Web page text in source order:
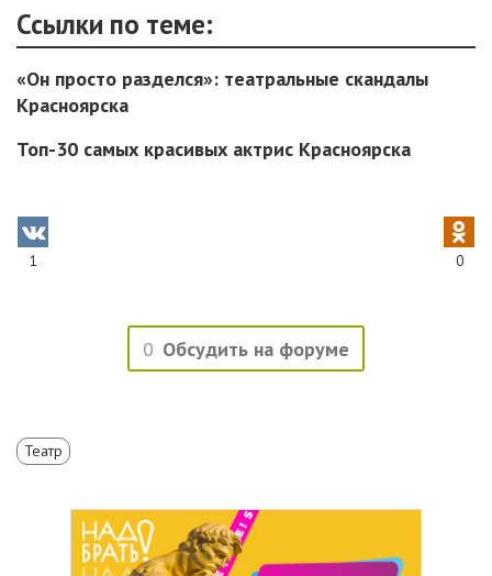
Ссылки по теме:
«Он просто разделся»: театральные скандалы
Красноярска
Топ-30 самых красивых актрис Красноярска
1 0
0 Обсудить на форуме
Театр